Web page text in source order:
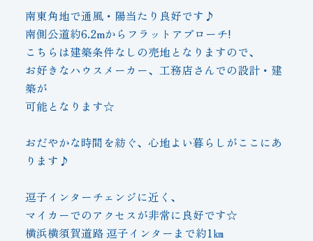
南東角地で通風・陽当たり良好です♪
南側公道約6.2mからフラットアプローチ!
こちらは建築条件なしの売地となりますので、
お好きなハウスメーカー、工務店さんでの設計・建
築が
可能となります☆
おだやかな時間を紡ぐ、心地よい暮らしがここにあ
ります♪
逗子インターチェンジに近く、
マイカーでのアクセスが非常に良好です☆
横浜横須賀道路 逗子インターまで約1㎞